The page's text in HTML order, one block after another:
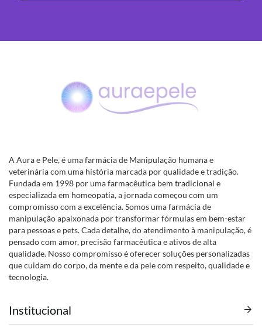
A Aura e Pele, é uma farmácia de Manipulação humana e
veterinária com uma história marcada por qualidade e tradição.
Fundada em 1998 por uma farmacêutica bem tradicional e
especializada em homeopatia, a jornada começou com um
compromisso com a excelência. Somos uma farmácia de
manipulação apaixonada por transformar fórmulas em bem-estar
para pessoas e pets. Cada detalhe, do atendimento à manipulação, é
pensado com amor, precisão farmacêutica e ativos de alta
qualidade. Nosso compromisso é oferecer soluções personalizadas
que cuidam do corpo, da mente e da pele com respeito, qualidade e
tecnologia.
Institucional